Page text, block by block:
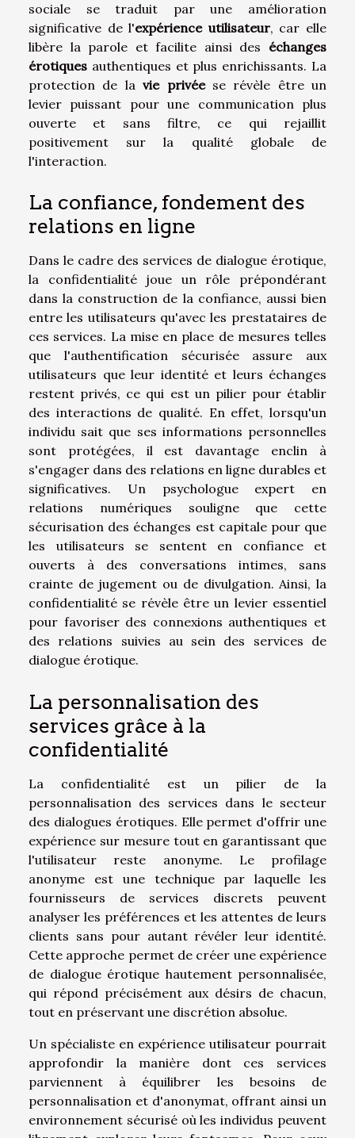
sociale se traduit par une amélioration
significative de l'expérience utilisateur, car elle
libère la parole et facilite ainsi des échanges
érotiques authentiques et plus enrichissants. La
protection de lavie privéese révèle être un
levier puissant pour une communication plus
ouverte et sans filtre, ce qui rejaillit
positivement sur la qualité globale de
l'interaction.
La confiance, fondement des
relations en ligne
Dans le cadre des services de dialogue érotique,
la confidentialité joue un rôle prépondérant
dans la construction de la confiance, aussi bien
entre les utilisateurs qu'avec les prestataires de
ces services. La mise en place de mesures telles
que l'authentification sécurisée assure aux
utilisateurs que leur identité et leurs échanges
restent privés, ce qui est un pilier pour établir
des interactions de qualité. En effet, lorsqu'un
individu sait que ses informations personnelles
sont protégées, il est davantage enclin à
s'engager dans des relations en ligne durables et
significatives. Un psychologue expert en
relations numériques souligne que cette
sécurisation des échanges est capitale pour que
les utilisateurs se sentent en confiance et
ouverts à des conversations intimes, sans
crainte de jugement ou de divulgation. Ainsi, la
confidentialité se révèle être un levier essentiel
pour favoriser des connexions authentiques et
des relations suivies au sein des services de
dialogue érotique.
La personnalisation des
services grâce à la
confidentialité
La confidentialité est un pilier de la
personnalisation des services dans le secteur
des dialogues érotiques. Elle permet d'offrir une
expérience sur mesure tout en garantissant que
l'utilisateur reste anonyme. Le profilage
anonyme est une technique par laquelle les
fournisseurs de services discrets peuvent
analyser les préférences et les attentes de leurs
clients sans pour autant révéler leur identité.
Cette approche permet de créer une expérience
de dialogue érotique hautement personnalisée,
qui répond précisément aux désirs de chacun,
tout en préservant une discrétion absolue.
Un spécialiste en expérience utilisateur pourrait
approfondir la manière dont ces services
parviennent à équilibrer les besoins de
personnalisation et d'anonymat, offrant ainsi un
environnement sécurisé où les individus peuvent